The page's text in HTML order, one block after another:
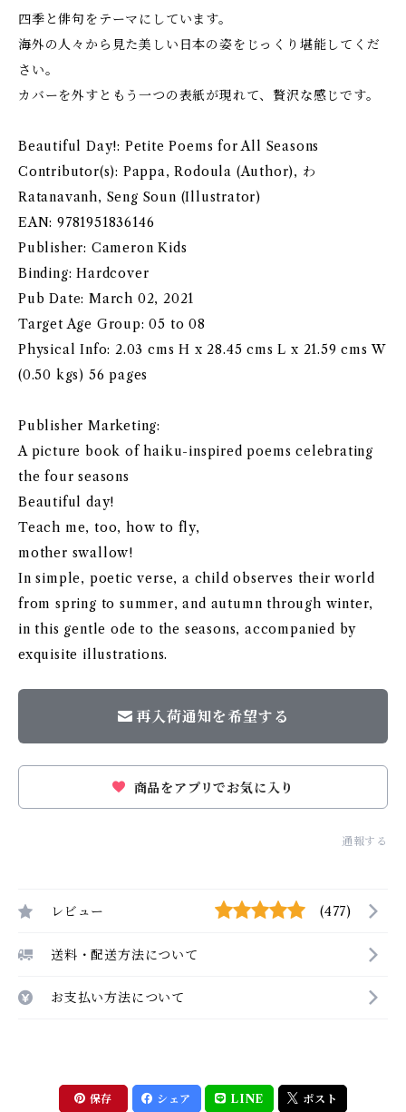
四季と俳句をテーマにしています。
海外の人々から見た美しい日本の姿をじっくり堪能してくだ
さい。
カバーを外すともう一つの表紙が現れて、贅沢な感じです。
Beautiful Day!: Petite Poems for All Seasons
Contributor(s): Pappa, Rodoula (Author), わ
Ratanavanh, Seng Soun (Illustrator)
EAN: 9781951836146
Publisher: Cameron Kids
Binding: Hardcover
Pub Date: March 02, 2021
Target Age Group: 05 to 08
Physical Info: 2.03 cms H x 28.45 cms L x 21.59 cms W
(0.50 kgs) 56 pages
Publisher Marketing:
A picture book of haiku-inspired poems celebrating
the four seasons
Beautiful day!
Teach me, too, how to fly,
mother swallow!
In simple, poetic verse, a child observes their world
from spring to summer, and autumn through winter,
in this gentle ode to the seasons, accompanied by
exquisite illustrations.
再入荷通知を希望する
商品をアプリでお気に入り
通報する
レビュー (477)
送料・配送方法について
お支払い方法について
保存 シェア LINE ポスト